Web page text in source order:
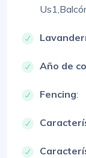
Us1,
Año de
Fencing: